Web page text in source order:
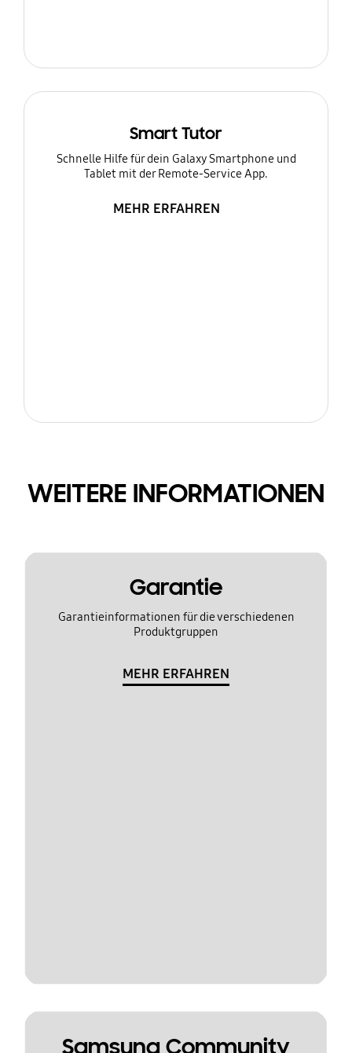
Smart Tutor
Schnelle Hilfe für dein Galaxy Smartphone und
Tablet mit der Remote-Service App.
MEHR ERFAHREN
WEITERE INFORMATIONEN
Garantie
Garantieinformationen für die verschiedenen
Produktgruppen
MEHR ERFAHREN
Samsung Community